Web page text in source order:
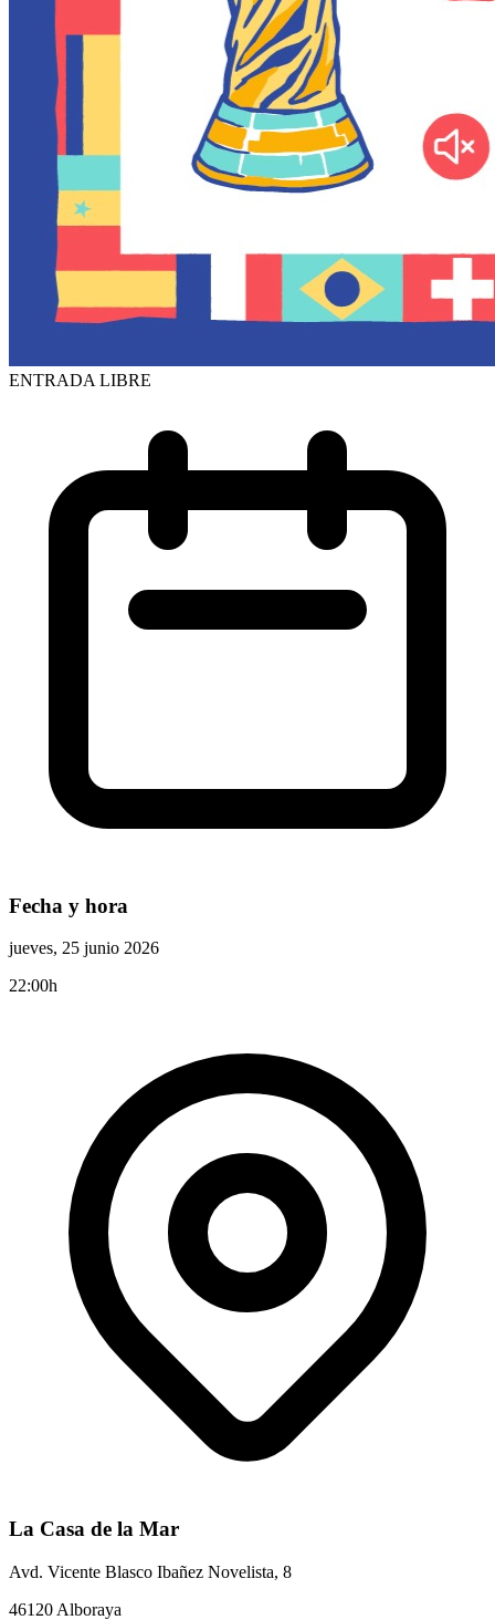
ENTRADA LIBRE
Fecha y hora
jueves, 25 junio 2026
22:00h
La Casa de la Mar
Avd. Vicente Blasco Ibañez Novelista, 8
46120 Alboraya